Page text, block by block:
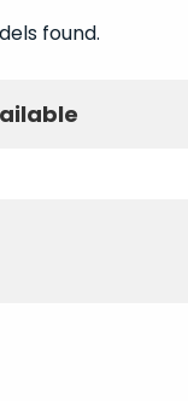
found.